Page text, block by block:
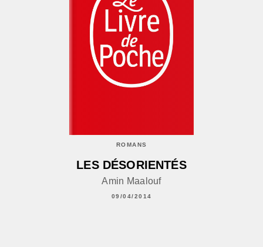
ROMANS
LES DÉSORIENTÉS
Amin Maalouf
09/04/2014